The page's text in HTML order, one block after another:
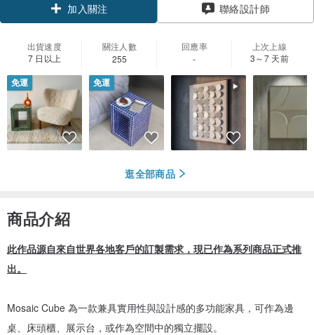
加入關注
聯絡設計師
出貨速度
7 日以上
關注人數
255
回應率
-
上次上線
3～7 天前
免運 免運
逛全部商品
商品介紹
此作品源自來自世界各地客戶的訂製需求，現已作為系列商品正式推
出。
Mosaic Cube 為一款兼具實用性與設計感的多功能家具，可作為邊
桌、床頭櫃、展示台，或作為空間中的獨立擺設。